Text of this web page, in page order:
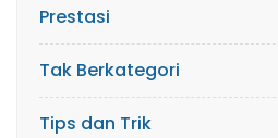
Prestasi
Tak Berkategori
Tips dan Trik